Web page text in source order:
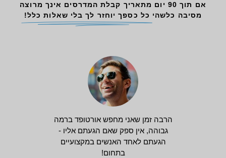
אם תוך 90 יום מתאריך קבלת המדרסים אינך מרוצה
מסיבה כלשהי כל כספך יוחזר לך בלי שאלות כלל!
הרבה זמן שאני מחפש אורטופד ברמה
גבוהה, אין ספק שאם הגעתם אליו -
הגעתם לאחד האנשים במקצועיים
בתחום!